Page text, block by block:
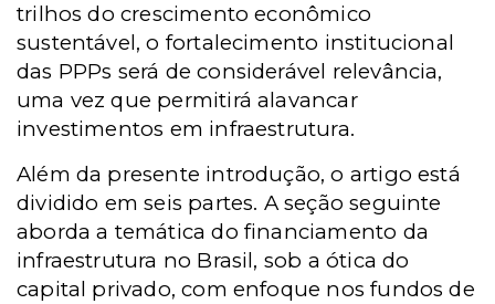
trilhos do crescimento econômico
sustentável, o fortalecimento institucional
das PPPs será de considerável relevância,
uma vez que permitirá alavancar
investimentos em infraestrutura.
Além da presente introdução, o artigo está
dividido em seis partes. A seção seguinte
aborda a temática do financiamento da
infraestrutura no Brasil, sob a ótica do
capital privado, com enfoque nos fundos de